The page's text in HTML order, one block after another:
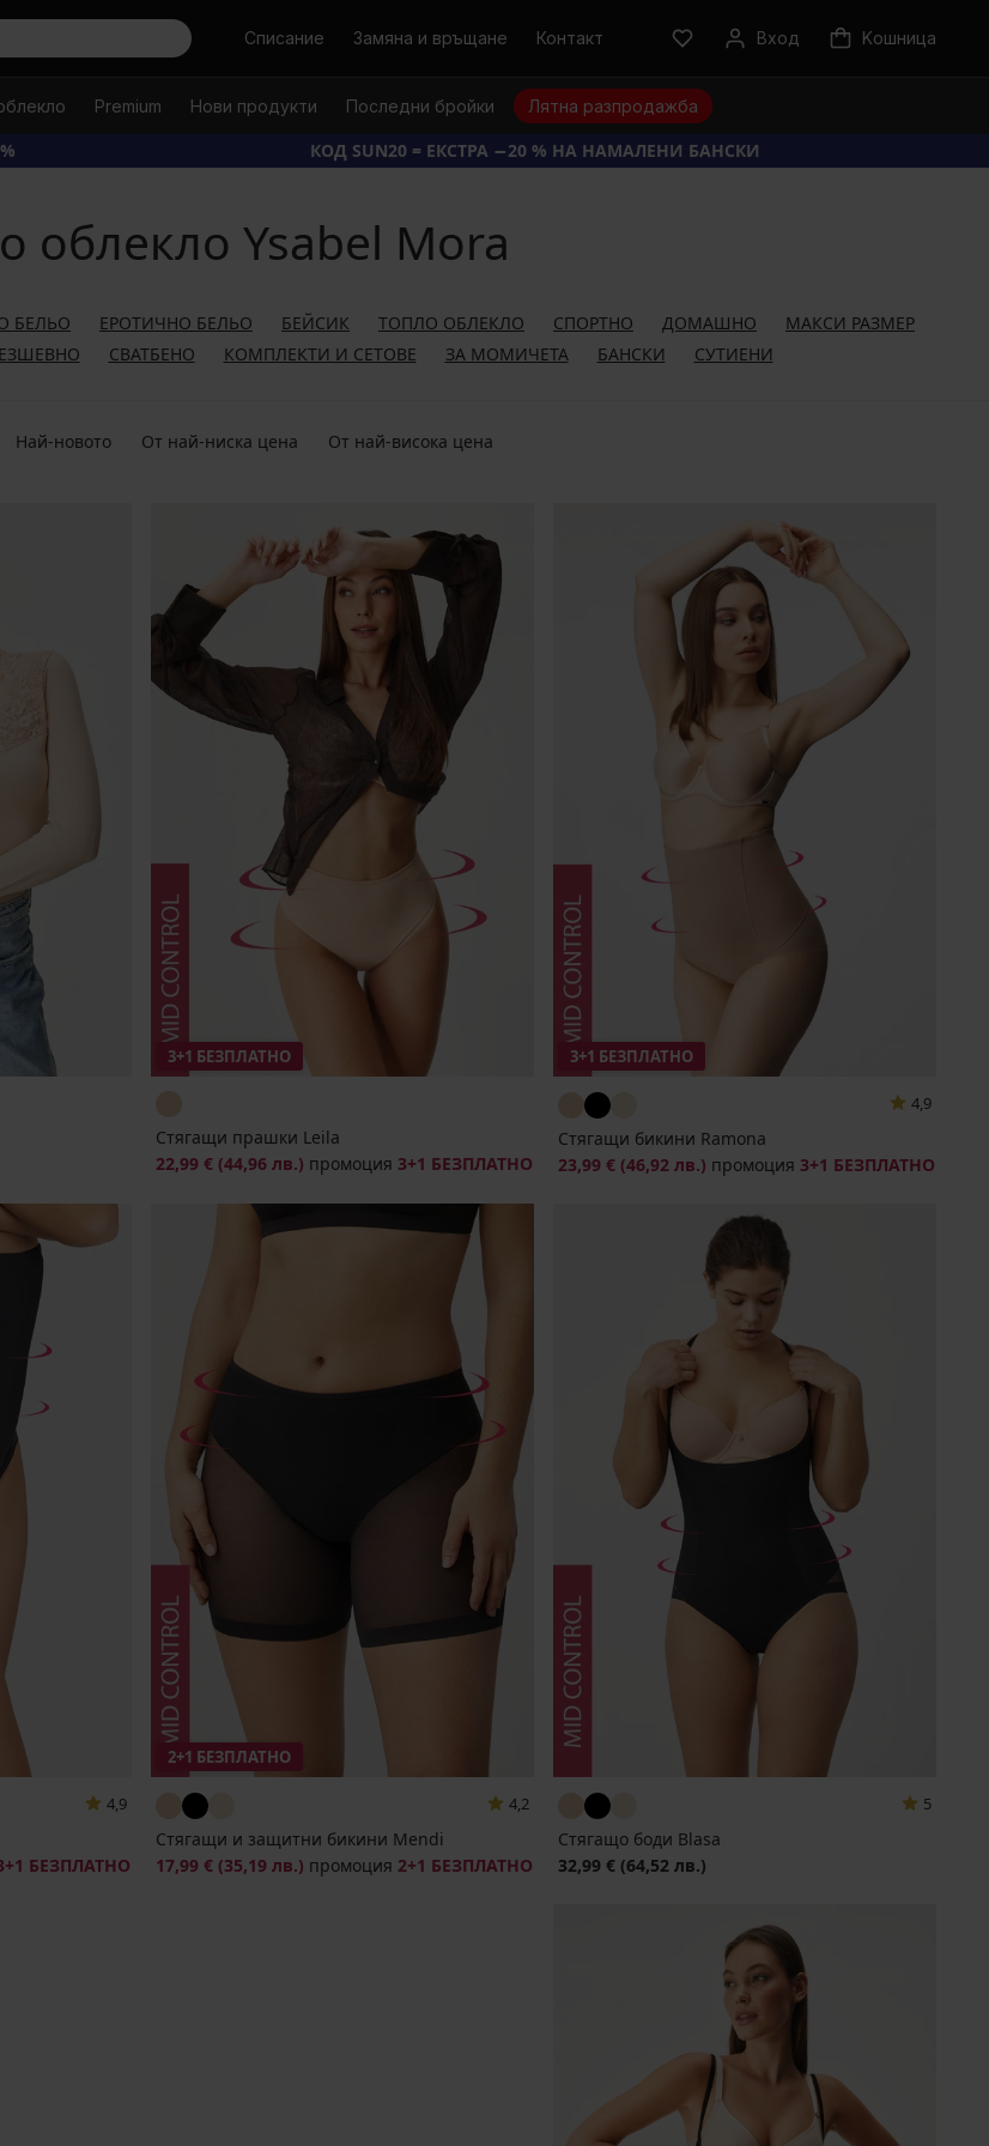
ТърсиСписание Замяна и връщане Контакт Вход Kошница
Premium Нови продукти Последни бройки Лятна разпродажба
КОД SUN20 = ЕКСТРА −20 % НА НАМАЛЕНИ БАНСКИ
облекло Ysabel Mora
БЕЛЬО ЕРОТИЧНО БЕЛЬО БЕЙСИК ТОПЛО ОБЛЕКЛО СПОРТНО ДОМАШНО
МАКСИ РАЗМЕР
СВАТБЕНО КОМПЛЕКТИ И СЕТОВЕ ЗА МОМИЧЕТА БАНСКИ СУТИЕНИ
Най-новото От най-ниска цена От най-висока цена
3+1 БЕЗПЛАТНО
Стягащи прашки Leila
22,99 € (44,96 лв.) промоция 3+1 БЕЗПЛАТНО
3+1 БЕЗПЛАТНО
4,9
Стягащи бикини Ramona
23,99 € (46,92 лв.) промоция 3+1 БЕЗПЛАТНО
4,9
БЕЗПЛАТНО
2+1 БЕЗПЛАТНО
4,2
Стягащи и защитни бикини Mendi
17,99 € (35,19 лв.) промоция 2+1 БЕЗПЛАТНО
5
Стягащо боди Blasa
32,99 € (64,52 лв.)